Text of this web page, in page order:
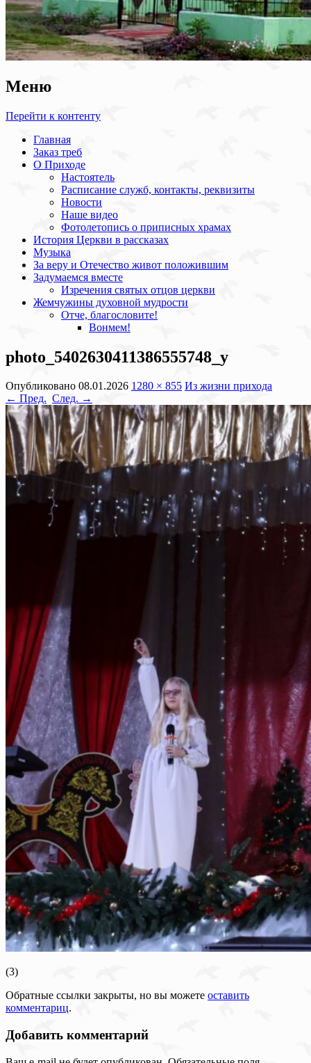
Меню
Перейти к контенту
Главная
Заказ треб
О Приходе
Настоятель
Расписание служб, контакты, реквизиты
Новости
Наше видео
Фотолетопись о приписных храмах
История Церкви в рассказах
Музыка
За веру и Отечество живот положившим
Задумаемся вместе
Изречения святых отцов церкви
Жемчужины духовной мудрости
Отче, благословите!
Вонмем!
photo_5402630411386555748_y
Опубликовано 08.01.2026 1280 × 855 Из жизни прихода
← Пред. След. →
(3)
Обратные ссылки закрыты, но вы можете оставить
комментариц.
Добавить комментарий